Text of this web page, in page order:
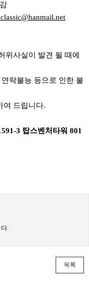
위사실이 발견 될 때에
락불능 등으로 인한 불
여 드립니다.
3 탑스벤처타워 801
.
목록